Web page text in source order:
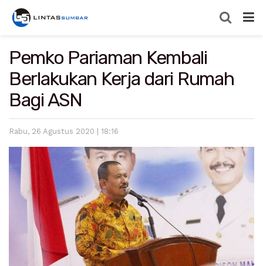
Pemko Pariaman Kembali
Berlakukan Kerja dari Rumah
Bagi ASN
Rabu, 26 Agustus 2020 | 18:16